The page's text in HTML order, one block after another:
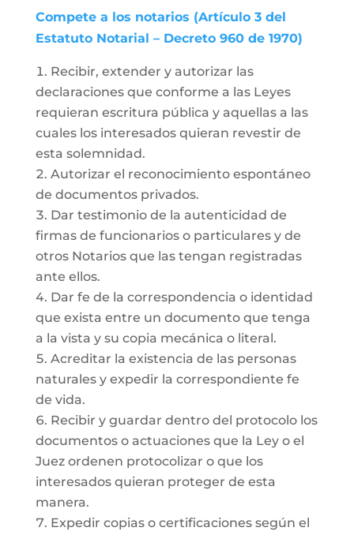
Compete a los notarios (Artículo 3 del
Estatuto Notarial – Decreto 960 de 1970)
Recibir, extender y autorizar las
declaraciones que conforme a las Leyes
requieran escritura pública y aquellas a las
cuales los interesados quieran revestir de
esta solemnidad.
Autorizar el reconocimiento espontáneo
de documentos privados.
Dar testimonio de la autenticidad de
firmas de funcionarios o particulares y de
otros Notarios que las tengan registradas
ante ellos.
Dar fe de la correspondencia o identidad
que exista entre un documento que tenga
a la vista y su copia mecánica o literal.
Acreditar la existencia de las personas
naturales y expedir la correspondiente fe
de vida.
Recibir y guardar dentro del protocolo los
documentos o actuaciones que la Ley o el
Juez ordenen protocolizar o que los
interesados quieran proteger de esta
manera.
Expedir copias o certificaciones según el